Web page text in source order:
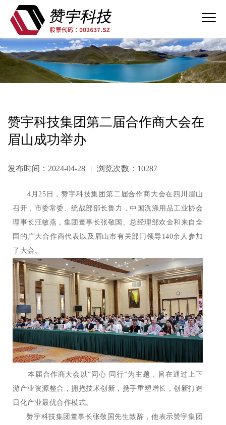
赞宇科技集团第二届合作商大会在
眉山成功举办
发布时间：2024-04-28 | 浏览次数：10287
4月25日，赞宇科技集团第二届合作商大会在四川眉山
召开，市委常委、统战部部长鲁力，中国洗涤用品工业协会
理事长汪敏燕，集团董事长张敬国、总经理邹欢金和来自全
国的广大合作商代表以及眉山市有关部门领导140余人参加
了大会。
本届合作商大会以“同心 同行”为主题，旨在通过上下
游产业资源整合，拥抱技术创新，携手重塑增长，创新打造
日化产业最优合作模式。
赞宇科技集团董事长张敬国先生致辞，他表示赞宇集团